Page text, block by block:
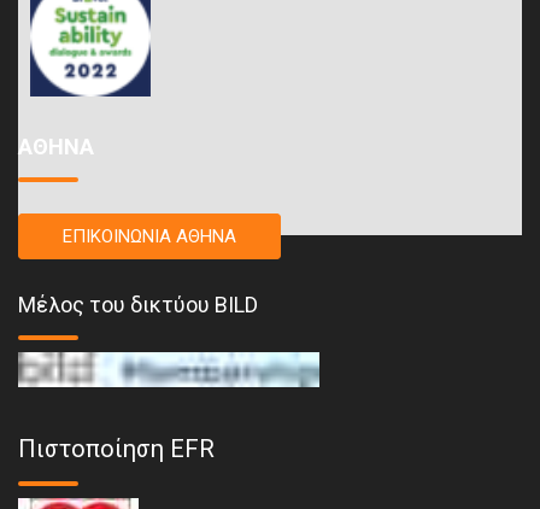
ΑΘΗΝΑ
ΕΠΙΚΟΙΝΩΝΙΑ ΑΘΗΝΑ
Μέλος του δικτύου BILD
Πιστοποίηση EFR